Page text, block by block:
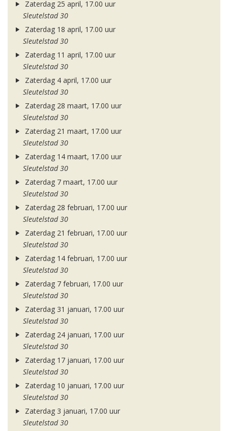
Zaterdag 25 april, 17.00 uur
Sleutelstad 30
Zaterdag 18 april, 17.00 uur
Sleutelstad 30
Zaterdag 11 april, 17.00 uur
Sleutelstad 30
Zaterdag 4 april, 17.00 uur
Sleutelstad 30
Zaterdag 28 maart, 17.00 uur
Sleutelstad 30
Zaterdag 21 maart, 17.00 uur
Sleutelstad 30
Zaterdag 14 maart, 17.00 uur
Sleutelstad 30
Zaterdag 7 maart, 17.00 uur
Sleutelstad 30
Zaterdag 28 februari, 17.00 uur
Sleutelstad 30
Zaterdag 21 februari, 17.00 uur
Sleutelstad 30
Zaterdag 14 februari, 17.00 uur
Sleutelstad 30
Zaterdag 7 februari, 17.00 uur
Sleutelstad 30
Zaterdag 31 januari, 17.00 uur
Sleutelstad 30
Zaterdag 24 januari, 17.00 uur
Sleutelstad 30
Zaterdag 17 januari, 17.00 uur
Sleutelstad 30
Zaterdag 10 januari, 17.00 uur
Sleutelstad 30
Zaterdag 3 januari, 17.00 uur
Sleutelstad 30